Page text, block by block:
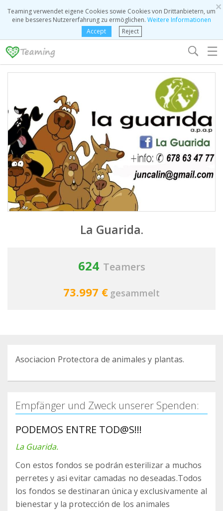
×
Teaming verwendet eigene Cookies sowie Cookies von Drittanbietern, um
eine besseres Nutzererfahrung zu ermöglichen. Weitere Informationen
Accept
Reject
☰
La Guarida.
624 Teamers
73.997 € gesammelt
Asociacion Protectora de animales y plantas.
Empfänger und Zweck unserer Spenden:
PODEMOS ENTRE TOD@S!!!
La Guarida.
Con estos fondos se podrán esterilizar a muchos
perretes y asi evitar camadas no deseadas.Todos
los fondos se destinaran única y exclusivamente al
bienestar y la protección de los animales